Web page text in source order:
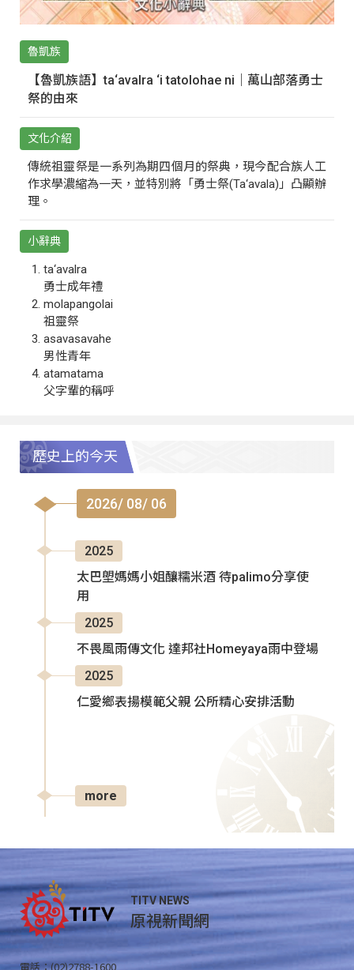
魯凱族
【魯凱族語】ta‘avalra ‘i tatolohae ni｜萬山部落勇士
祭的由來
文化介紹
傳統祖靈祭是一系列為期四個月的祭典，現今配合族人工
作求學濃縮為一天，並特別將「勇士祭(Ta‘avala)」凸顯辦
理。
小辭典
ta‘avalra
勇士成年禮
molapangolai
祖靈祭
asavasavahe
男性青年
atamatama
父字輩的稱呼
歷史上的今天
2026/ 08/ 06
2025
太巴塱媽媽小姐釀糯米酒 待palimo分享使
用
2025
不畏風雨傳文化 達邦社Homeyaya雨中登場
2025
仁愛鄉表揚模範父親 公所精心安排活動
more
TITV NEWS
原視新聞網
電話：(02)2788-1600